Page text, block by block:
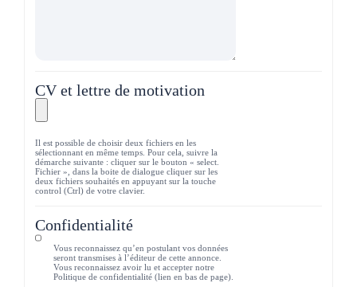
CV et lettre de motivation
Il est possible de choisir deux fichiers en les
sélectionnant en même temps. Pour cela, suivre la
démarche suivante : cliquer sur le bouton « select.
Fichier », dans la boite de dialogue cliquer sur les
deux fichiers souhaités en appuyant sur la touche
control (Ctrl) de votre clavier.
Confidentialité
Vous reconnaissez qu’en postulant vos données
seront transmises à l’éditeur de cette annonce.
Vous reconnaissez avoir lu et accepter notre
Politique de confidentialité (lien en bas de page).